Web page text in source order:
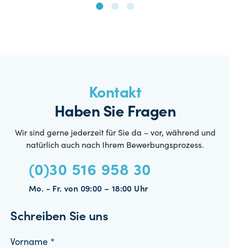
Kontakt
Haben Sie Fragen
Wir sind gerne jederzeit für Sie da – vor, während und
natürlich auch nach Ihrem Bewerbungsprozess.
(0)30 516 958 30
Mo. - Fr. von 09:00 – 18:00 Uhr
Schreiben Sie uns
Vorname *